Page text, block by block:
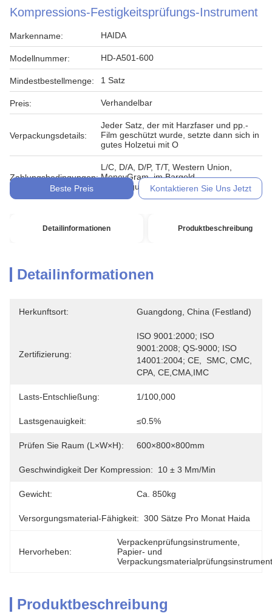
Kompressions-Festigkeitsprüfungs-Instrument
Markenname: HAIDA
Modellnummer: HD-A501-600
Mindestbestellmenge: 1 Satz
Preis: Verhandelbar
Verpackungsdetails:
Jeder Satz, der mit Harzfaser und pp.-
Film geschützt wurde, setzte dann sich in
gutes Holzetui mit O
Zahlungsbedingungen:
L/C, D/A, D/P, T/T, Western Union,
MoneyGram, im Bargeld,
Übertragungsurkunde
Beste Preis Kontaktieren Sie Uns Jetzt
Detailinformationen Produktbeschreibung
Detailinformationen
Herkunftsort: Guangdong, China (Festland)
Zertifizierung:
ISO 9001:2000; ISO
9001:2008; QS-9000; ISO
14001:2004; CE,  SMC, CMC,
CPA, CE,CMA,IMC
Lasts-Entschließung: 1/100,000
Lastsgenauigkeit: ≤0.5%
Prüfen Sie Raum (L×W×H): 600×800×800mm
Geschwindigkeit Der Kompression: 10 ± 3 Mm/min
Gewicht: Ca. 850kg
Versorgungsmaterial-Fähigkeit: 300 Sätze Pro Monat Haida
Hervorheben:
Verpackenprüfungsinstrumente
Papier- und
Produktbeschreibung